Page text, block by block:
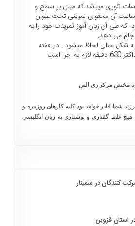
تئوری میباشد که مبنی بر سطح و
ساعت آن محتوای تمرینی تحت عنوان
که طی آن زبان آموز تمرینات خود را به
می دهد.
شکل عملی لحاظ میشود . در هفته
مختص مرکز ری الس
شما قادر خواهد بود کلیه کارهای روزمره و
هیچ غلط گفتاری و نوشتاری به زبان انگلیسی
استان قزوین